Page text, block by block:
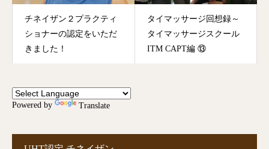
チネイザン２プラクティ
ショナーの認定をいただ
きました！
タイマッサージ回想録～
タイマッサージスクール
ITM CAPT編 ⑬
Powered by Translate